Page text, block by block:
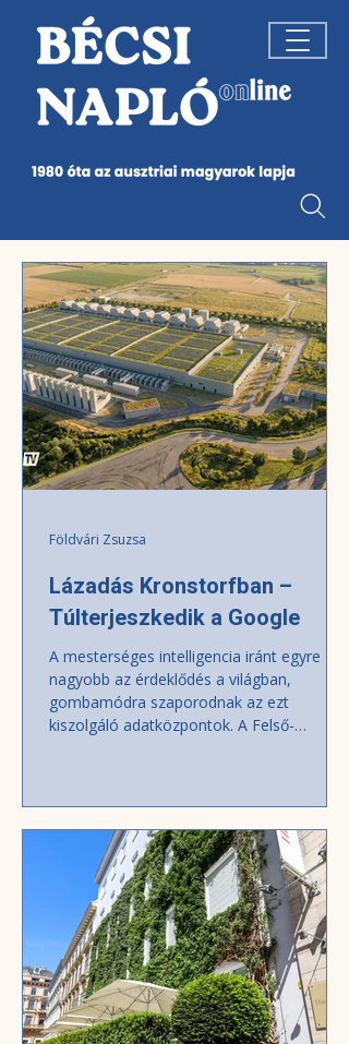
Lázadás Kronstorfban –
Túlterjeszkedik a Google
A mesterséges intelligencia iránt egyre
nagyobb az érdeklődés a világban,
gombamódra szaporodnak az ezt
kiszolgáló adatközpontok. A Felső-
termőföldjeit. A környezetvédők és a
helybéliek már mozgolódnak. Az amerikai
Google, a világ egyik legnagyobb
vállalkozása már jó 20 éve szemet vetett a
körülbelül 3500 lélekszámú fel
Földvári Zsuzsa